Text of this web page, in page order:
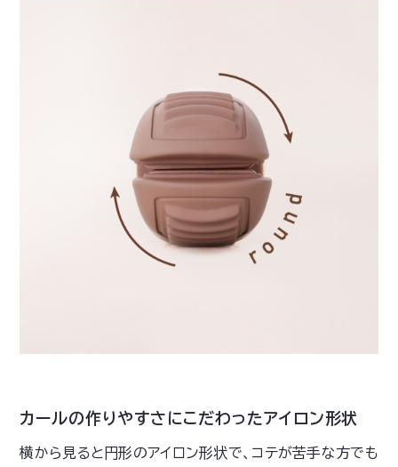
カールの作りやすさにこだわったアイロン形状
横から見ると円形のアイロン形状で、コテが苦手な方でも